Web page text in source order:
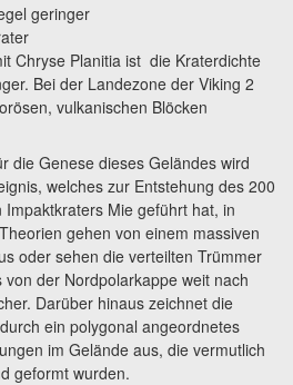
geringer
Chryse Planitia ist die Kraterdichte
Bei der Landezone der Viking 2
vulkanischen Blöcken
die Genese dieses Geländes wird
welches zur Entstehung des 200
Mie geführt hat, in
gehen von einem massiven
oder sehen die verteilten Trümmer
der Nordpolarkappe weit nach
Darüber hinaus zeichnet die
ein polygonal angeordnetes
im Gelände aus, die vermutlich
geformt wurden.